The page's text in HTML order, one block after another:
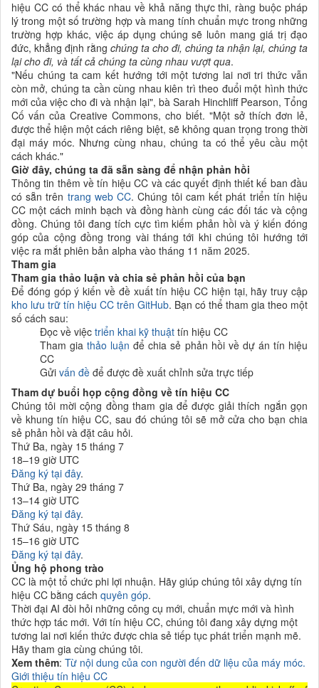
hiệu CC có thể khác nhau về khả năng thực thi, ràng buộc pháp
lý trong một số trường hợp và mang tính chuẩn mực trong những
trường hợp khác, việc áp dụng chúng sẽ luôn mang giá trị đạo
đức, khẳng định rằng chúng ta cho đi, chúng ta nhận lại, chúng ta
lại cho đi, và tất cả chúng ta cùng nhau vượt qua.
"Nếu chúng ta cam kết hướng tới một tương lai nơi tri thức vẫn
còn mở, chúng ta cần cùng nhau kiên trì theo đuổi một hình thức
mới của việc cho đi và nhận lại", bà Sarah Hinchliff Pearson, Tổng
Cố vấn của Creative Commons, cho biết. "Một sở thích đơn lẻ,
được thể hiện một cách riêng biệt, sẽ không quan trọng trong thời
đại máy móc. Nhưng cùng nhau, chúng ta có thể yêu cầu một
cách khác."
Giờ đây, chúng ta đã sẵn sàng để nhận phản hồi
Thông tin thêm về tín hiệu CC và các quyết định thiết kế ban đầu
có sẵn trên trang web CC. Chúng tôi cam kết phát triển tín hiệu
CC một cách minh bạch và đồng hành cùng các đối tác và cộng
đồng. Chúng tôi đang tích cực tìm kiếm phản hồi và ý kiến đóng
góp của cộng đồng trong vài tháng tới khi chúng tôi hướng tới
việc ra mắt phiên bản alpha vào tháng 11 năm 2025.
Tham gia
Tham gia thảo luận và chia sẻ phản hồi của bạn
Để đóng góp ý kiến về đề xuất tín hiệu CC hiện tại, hãy truy cập
kho lưu trữ tín hiệu CC trên GitHub. Bạn có thể tham gia theo một
số cách sau:
Đọc về việc triển khai kỹ thuật tín hiệu CC
Tham giathảo luận để chia sẻ phản hồi về dự án tín hiệu
CC
Gửi vấn đề để được đề xuất chỉnh sửa trực tiếp
Tham dự buổi họp cộng đồng về tín hiệu CC
Chúng tôi mời cộng đồng tham gia để được giải thích ngắn gọn
về khung tín hiệu CC, sau đó chúng tôi sẽ mở cửa cho bạn chia
sẻ phản hồi và đặt câu hỏi.
Thứ Ba, ngày 15 tháng 7
18–19 giờ UTC
Đăng ký tại đây.
Thứ Ba, ngày 29 tháng 7
13–14 giờ UTC
Đăng ký tại đây.
Thứ Sáu, ngày 15 tháng 8
15–16 giờ UTC
Đăng ký tại đây.
Ủng hộ phong trào
CC là một tổ chức phi lợi nhuận. Hãy giúp chúng tôi xây dựng tín
hiệu CC bằng cách quyên góp.
Thời đại AI đòi hỏi những công cụ mới, chuẩn mực mới và hình
thức hợp tác mới. Với tín hiệu CC, chúng tôi đang xây dựng một
tương lai nơi kiến thức được chia sẻ tiếp tục phát triển mạnh mẽ.
Hãy tham gia cùng chúng tôi.
Xem thêm: Từ nội dung của con người đến dữ liệu của máy móc.
Giới thiệu tín hiệu CC